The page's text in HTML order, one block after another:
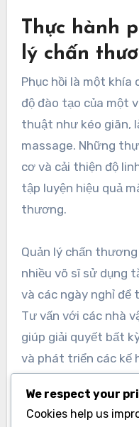
Thực hành
lý chấn
Phục hồi là một khía
độ đào tạo của một
thuật như kéo giãn,
massage. Những
cơ và cải thiện độ
tập luyện hiệu quả
thương.
Quản lý chấn
nhiều võ sĩ sử dụng
và các ngày nghỉ để
Tư vấn với các nhà
giúp giải quyết bất
và phát triển các kế
nhất.
We respect your
Cookies help us